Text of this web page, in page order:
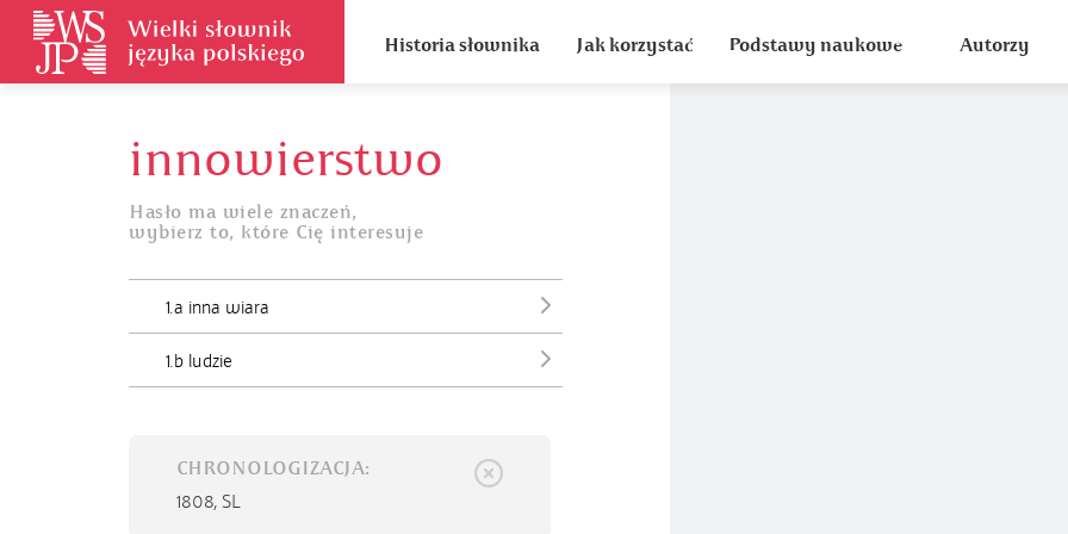
Historia słownika Jak korzystać Podstawy naukowe Autorzy
innowierstwo
Hasło ma wiele znaczeń,
wybierz to, które Cię interesuje
1.a inna wiara
1.b ludzie
CHRONOLOGIZACJA:
1808, SL